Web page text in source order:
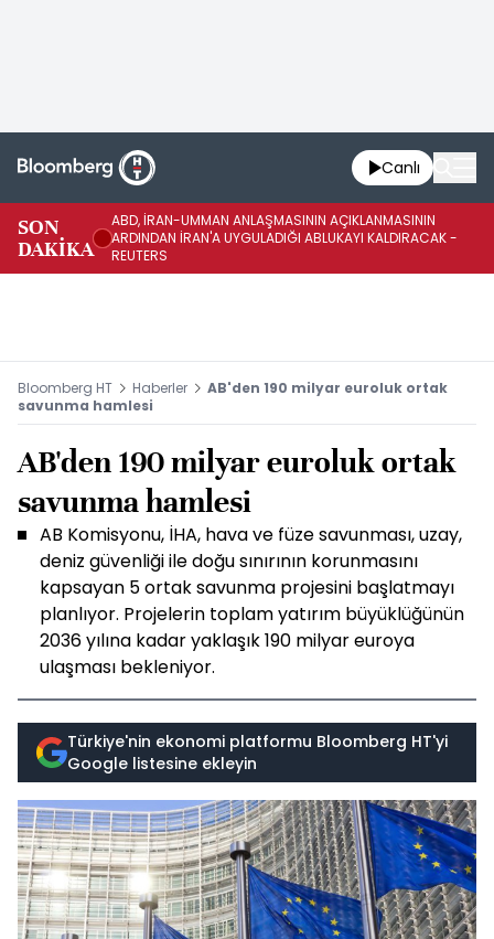
Canlı
SON
DAKİKA
ABD, İRAN-UMMAN ANLAŞMASININ AÇIKLANMASININ
ARDINDAN İRAN'A UYGULADIĞI ABLUKAYI KALDIRACAK -
REUTERS
Bloomberg HT Haberler
AB'den 190 milyar euroluk ortak
savunma hamlesi
AB'den 190 milyar euroluk ortak
savunma hamlesi
AB Komisyonu, İHA, hava ve füze savunması, uzay,
deniz güvenliği ile doğu sınırının korunmasını
kapsayan 5 ortak savunma projesini başlatmayı
planlıyor. Projelerin toplam yatırım büyüklüğünün
2036 yılına kadar yaklaşık 190 milyar euroya
ulaşması bekleniyor.
Türkiye'nin ekonomi platformu Bloomberg HT'yi
Google listesine ekleyin